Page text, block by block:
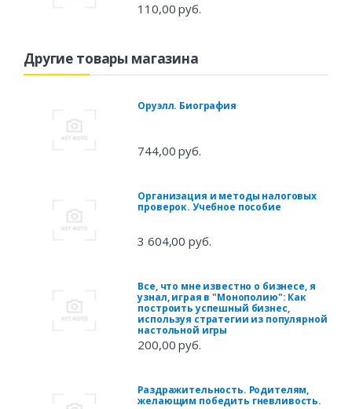
110,00 руб.
Другие товары магазина
Оруэлл. Биография
744,00 руб.
Организация и методы налоговых
проверок. Учебное пособие
3 604,00 руб.
Все, что мне известно о бизнесе, я
узнал, играя в "Монополию": Как
построить успешный бизнес,
используя стратегии из популярной
настольной игры
200,00 руб.
Раздражительность. Родителям,
желающим победить гневливость.